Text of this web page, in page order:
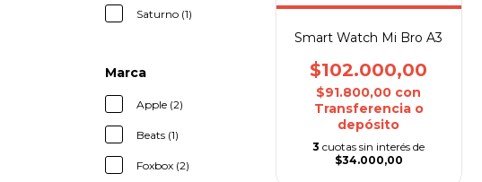
Saturno (1)
Marca
Apple (2)
Beats (1)
Foxbox (2)
Smart Watch Mi Bro A3
$102.000,00
$91.800,00 con
Transferencia o
depósito
3 cuotas sin interés de
$34.000,00